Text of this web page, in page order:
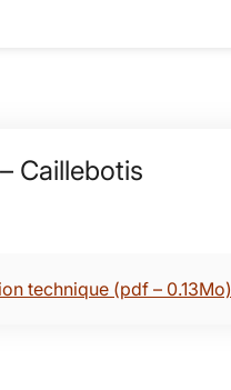
Caillebotis
technique (pdf – 0.13Mo)